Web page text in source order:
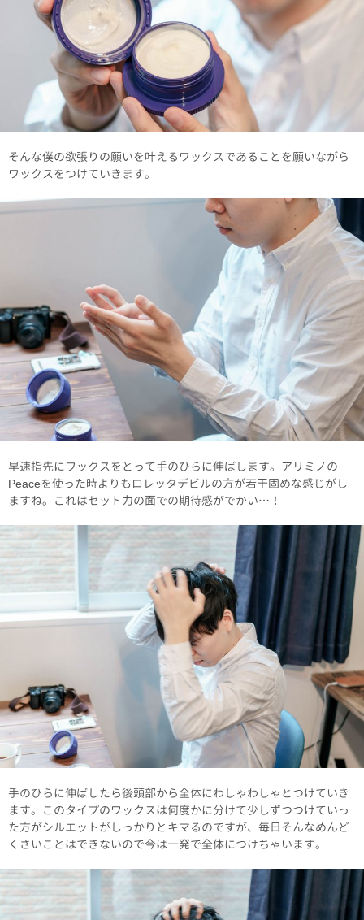
そんな僕の欲張りの願いを叶えるワックスであることを願いながら
ワックスをつけていきます。
早速指先にワックスをとって手のひらに伸ばします。アリミノの
Peaceを使った時よりもロレッタデビルの方が若干固めな感じがし
ますね。これはセット力の面での期待感がでかい…！
手のひらに伸ばしたら後頭部から全体にわしゃわしゃとつけていき
ます。このタイプのワックスは何度かに分けて少しずつつけていっ
た方がシルエットがしっかりとキマるのですが、毎日そんなめんど
くさいことはできないので今は一発で全体につけちゃいます。